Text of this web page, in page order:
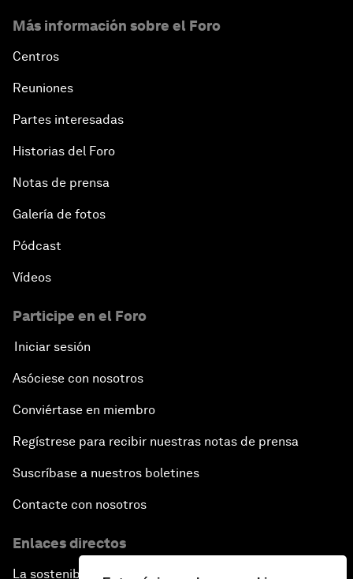
Más información sobre el Foro
Centros
Reuniones
Partes interesadas
Historias del Foro
Notas de prensa
Galería de fotos
Pódcast
Vídeos
Participe en el Foro
Iniciar sesión
Asóciese con nosotros
Conviértase en miembro
Regístrese para recibir nuestras notas de prensa
Suscríbase a nuestros boletines
Contacte con nosotros
Enlaces directos
La sostenibilidad en el Foro